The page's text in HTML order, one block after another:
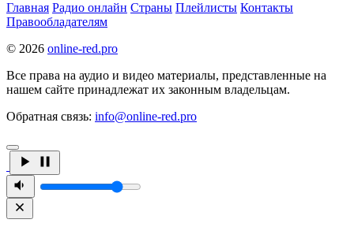
Главная Радио онлайн Страны Плейлисты Контакты
Правообладателям
© 2026 online-red.pro
Все права на аудио и видео материалы, представленные на
нашем сайте принадлежат их законным владельцам.
Обратная связь: info@online-red.pro